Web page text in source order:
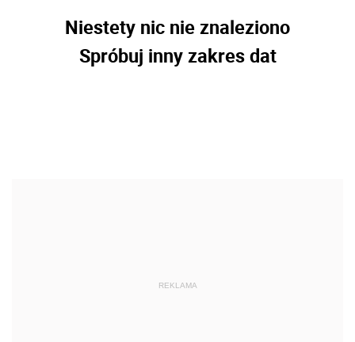
Niestety nic nie znaleziono
Spróbuj inny zakres dat
REKLAMA